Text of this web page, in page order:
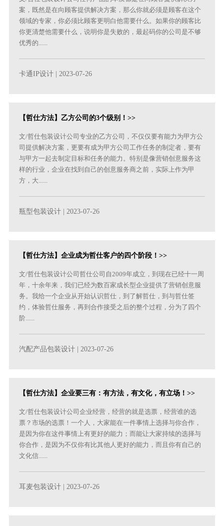
案，既然是在向顾客提供解决方案，那么你就必须是顾客在这个
领域的专家，你必须比顾客更明白他需要什么。如果你的顾客比
你更清楚他需要什么，说明你是失败的，最起码你的公司是不够
优秀的......
卡通IP设计 | 2023-07-26
【哲仕方法】乙方公司的3个级别！>>
文/哲仕包装设计公司专业的乙方公司，不仅仅要有能力为甲方公
司提供解决方案，更要有成为甲方公司工作任务的制定者，要有
与甲方一起去制定目标和任务的能力。特别是像营销创意服务这
样的行业，企业在找到自己的创意服务商之前，实际上作为甲
方，大......
瓶型包装设计 | 2023-07-26
【哲仕方法】企业成为哲仕客户的四个阶段！>>
文/哲仕包装设计公司哲仕公司自2009年成立，到现在已经十一周
年，十余年来，我们已经为数百家成长型企业提供了营销创意服
务。我给一个企业从开始认识哲仕，到了解哲仕，到与哲仕签
约，体验哲仕服务，再到合作接受之后的整个过程，分为了四个
阶......
汽配产品包装设计 | 2023-07-26
【哲仕方法】企业要三有：有方法，有文化，有立场！>>
文/哲仕包装设计公司企业经营，经营的就是选票，经营谁的选
票？市场的选票！一个人，大家能在一件事情上选择与你合作，
是因为你在这件事情上有更好的能力；而能让大家持续的选择与
你合作，是因为不仅你有比其他人更好的能力，而且你有自己的
文化信......
耳麦包装设计 | 2023-07-26